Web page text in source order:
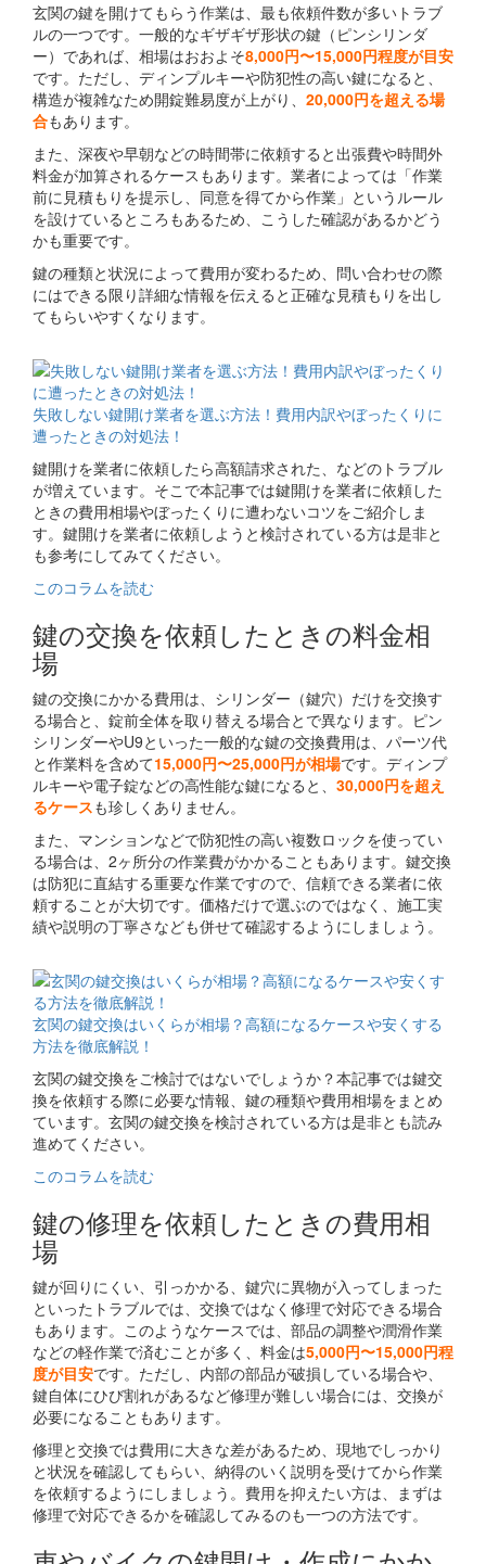
玄関の鍵を開けてもらう作業は、最も依頼件数が多いトラブ
ルの一つです。一般的なギザギザ形状の鍵（ピンシリンダ
ー）であれば、相場はおおよそ8,000円〜15,000円程度が目安
です。ただし、ディンプルキーや防犯性の高い鍵になると、
構造が複雑なため開錠難易度が上がり、 20,000円を超える場
合もあります。
また、深夜や早朝などの時間帯に依頼すると出張費や時間外
料金が加算されるケースもあります。業者によっては「作業
前に見積もりを提示し、同意を得てから作業」というルール
を設けているところもあるため、こうした確認があるかどう
かも重要です。
鍵の種類と状況によって費用が変わるため、問い合わせの際
にはできる限り詳細な情報を伝えると正確な見積もりを出し
てもらいやすくなります。
失敗しない鍵開け業者を選ぶ方法！費用内訳やぼったくりに
遭ったときの対処法！
鍵開けを業者に依頼したら高額請求された、などのトラブル
が増えています。そこで本記事では鍵開けを業者に依頼した
ときの費用相場やぼったくりに遭わないコツをご紹介しま
す。鍵開けを業者に依頼しようと検討されている方は是非と
も参考にしてみてください。
このコラムを読む
鍵の交換を依頼したときの料金相
場
鍵の交換にかかる費用は、シリンダー（鍵穴）だけを交換す
る場合と、錠前全体を取り替える場合とで異なります。ピン
シリンダーやU9といった一般的な鍵の交換費用は、パーツ代
と作業料を含めて15,000円〜25,000円が相場です。ディンプ
ルキーや電子錠などの高性能な鍵になると、 30,000円を超え
るケースも珍しくありません。
また、マンションなどで防犯性の高い複数ロックを使ってい
る場合は、2ヶ所分の作業費がかかることもあります。鍵交換
は防犯に直結する重要な作業ですので、信頼できる業者に依
頼することが大切です。価格だけで選ぶのではなく、施工実
績や説明の丁寧さなども併せて確認するようにしましょう。
玄関の鍵交換はいくらが相場？高額になるケースや安くする
方法を徹底解説！
玄関の鍵交換をご検討ではないでしょうか？本記事では鍵交
換を依頼する際に必要な情報、鍵の種類や費用相場をまとめ
ています。玄関の鍵交換を検討されている方は是非とも読み
進めてください。
このコラムを読む
鍵の修理を依頼したときの費用相
場
鍵が回りにくい、引っかかる、鍵穴に異物が入ってしまった
といったトラブルでは、交換ではなく修理で対応できる場合
もあります。このようなケースでは、部品の調整や潤滑作業
などの軽作業で済むことが多く、料金は5,000円〜15,000円程
度が目安です。ただし、内部の部品が破損している場合や、
鍵自体にひび割れがあるなど修理が難しい場合には、交換が
必要になることもあります。
修理と交換では費用に大きな差があるため、現地でしっかり
と状況を確認してもらい、納得のいく説明を受けてから作業
を依頼するようにしましょう。費用を抑えたい方は、まずは
修理で対応できるかを確認してみるのも一つの方法です。